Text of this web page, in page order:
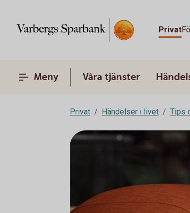
Privat
Meny Våra tjänster
Privat Händelser i livet Tips